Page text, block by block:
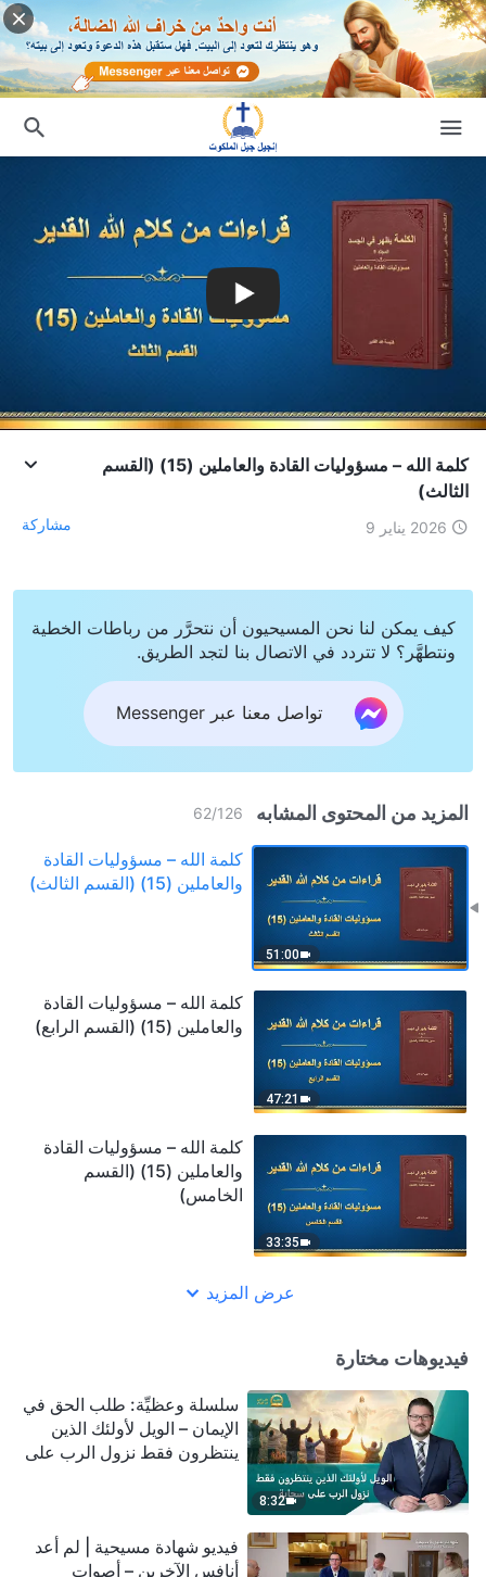
كلمة الله – مسؤوليات القادة والعاملين (15) (القسم
الثالث)
2026 يناير 9 مشاركة
كيف يمكن لنا نحن المسيحيون أن نتحرَّر من رباطات الخطية
ونتطهَّر؟ لا تتردد في الاتصال بنا لتجد الطريق.
تواصل معنا عبر Messenger
المزيد من المحتوى المشابه 62/126
51:00
كلمة الله – مسؤوليات القادة
والعاملين (15) (القسم الثالث)
47:21
كلمة الله – مسؤوليات القادة
والعاملين (15) (القسم الرابع)
33:35
كلمة الله – مسؤوليات القادة
والعاملين (15) (القسم
الخامس)
عرض المزيد
فيديوهات مختارة
8:32
سلسلة وعظيِّة: طلب الحق في
الإيمان – الويل لأولئك الذين
ينتظرون فقط نزول الرب على
فيديو شهادة مسيحية | لم أعد
أنافس الآخرين – أصوات